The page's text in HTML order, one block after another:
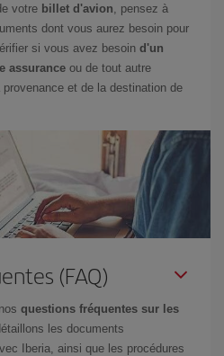
votre billet d'avion , pensez à
dont vous aurez besoin pour
si vous avez besoin d'un
assurance ou de tout autre
et de la destination de
(FAQ)
questions fréquentes sur les
les documents
Iberia, ainsi que les procédures